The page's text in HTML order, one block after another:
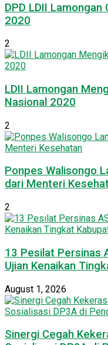
DPD LDII Lamongan
2020
2
LDII Lamongan
Nasional 2020
2
Ponpes Walisongo
dari Menteri
2
13 Pesilat Persinas
Ujian Kenaikan
August 1, 2026
Sinergi Cegah